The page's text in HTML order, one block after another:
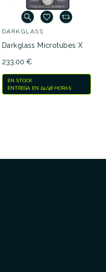
DARKGLASS
Darkglass Microtubes X
233,00 €
EN STOCK
ENTREGA EN 24/48 HORAS